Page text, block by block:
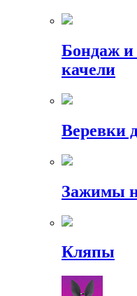
Бондаж и
качели
Веревки
Зажимы
Кляпы